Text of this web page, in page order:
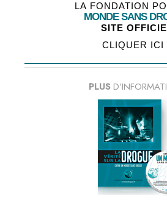
LA FONDATION
MONDE SANS
SITE
CLIQUER ICI
PLUS